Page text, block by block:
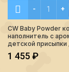
CW Baby Powder
наполнитель с
детской присыпки
1 455₽